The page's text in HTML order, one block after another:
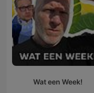
Wat een Week!